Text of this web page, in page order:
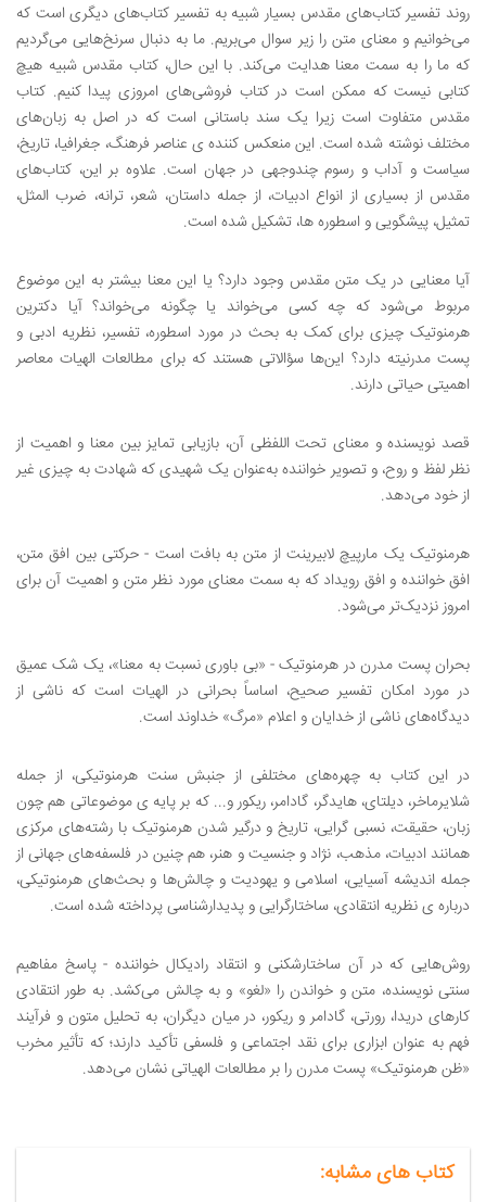
روند تفسیر کتاب‌های مقدس بسیار شبیه به تفسیر کتاب‌های دیگری است که
می‌خوانیم و معنای متن را زیر سوال می‌بریم. ما به دنبال سرنخ‌هایی می‌گردیم
که ما را به سمت معنا هدایت می‌کند. با این حال، کتاب مقدس شبیه هیچ
کتابی نیست که ممکن است در کتاب فروشی‌های امروزی پیدا کنیم. کتاب
مقدس متفاوت است زیرا یک سند باستانی است که در اصل به زبان‌های
مختلف نوشته شده است. این منعکس کننده ی عناصر فرهنگ، جغرافیا، تاریخ،
سیاست و آداب و رسوم چندوجهی در جهان است. علاوه بر این، کتاب‌های
مقدس از بسیاری از انواع ادبیات، از جمله داستان، شعر، ترانه، ضرب المثل،
تمثیل، پیشگویی و اسطوره ها، تشکیل شده است.
آیا معنایی در یک متن مقدس وجود دارد؟ یا این معنا بیشتر به این موضوع
مربوط می‌شود که چه کسی می‌خواند یا چگونه می‌خواند؟ آیا دکترین
هرمنوتیک چیزی برای کمک به بحث در مورد اسطوره، تفسیر، نظریه ادبی و
پست مدرنیته دارد؟ این‌ها سؤالاتی هستند که برای مطالعات الهیات معاصر
اهمیتی حیاتی دارند.
قصد نویسنده و معنای تحت اللفظی آن، بازیابی تمایز بین معنا و اهمیت از
نظر لفظ و روح، و تصویر خواننده به‌عنوان یک شهیدی که شهادت به چیزی غیر
از خود می‌دهد.
هرمنوتیک یک مارپیچ لابیرینت از متن به بافت است - حرکتی بین افق متن،
افق خواننده و افق رویداد که به سمت معنای مورد نظر متن و اهمیت آن برای
امروز نزدیک‌تر می‌شود.
بحران پست مدرن در هرمنوتیک - «بی باوری نسبت به معنا»، یک شک عمیق
در مورد امکان تفسیر صحیح، اساساً بحرانی در الهیات است که ناشی از
دیدگاه‌های ناشی از خدایان و اعلام «مرگ» خداوند است.
در این کتاب به چهره‌های مختلفی از جنبش سنت هرمنوتیکی، از جمله
شلایرماخر، دیلتای، هایدگر، گادامر، ریکور و... که بر پایه ی موضوعاتی هم چون
زبان، حقیقت، نسبی گرایی، تاریخ و درگیر شدن هرمنوتیک با رشته‌های مرکزی
همانند ادبیات، مذهب، نژاد و جنسیت و هنر، هم چنین در فلسفه‌های جهانی از
جمله اندیشه آسیایی، اسلامی و یهودیت و چالش‌ها و بحث‌های هرمنوتیکی،
درباره ی نظریه انتقادی، ساختارگرایی و پدیدارشناسی پرداخته شده است.
روش‌هایی که در آن ساختارشکنی و انتقاد رادیکال خواننده - پاسخ مفاهیم
سنتی نویسنده، متن و خواندن را «لغو» و به چالش می‌کشد. به طور انتقادی
کارهای دریدا، رورتی، گادامر و ریکور، در میان دیگران، به تحلیل متون و فرآیند
فهم به عنوان ابزاری برای نقد اجتماعی و فلسفی تأکید دارند؛ که تأثیر مخرب
«ظن هرمنوتیک» پست مدرن را بر مطالعات الهیاتی نشان می‌دهد.
کتاب های مشابه: